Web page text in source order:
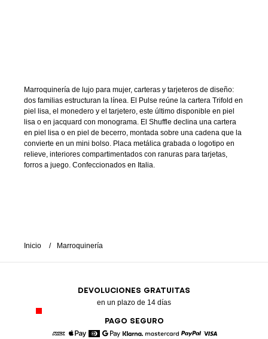
Marroquinería de lujo para mujer, carteras y tarjeteros de diseño:
dos familias estructuran la línea. El Pulse reúne la cartera Trifold en
piel lisa, el monedero y el tarjetero, este último disponible en piel
lisa o en jacquard con monograma. El Shuffle declina una cartera
en piel lisa o en piel de becerro, montada sobre una cadena que la
convierte en un mini bolso. Placa metálica grabada o logotipo en
relieve, interiores compartimentados con ranuras para tarjetas,
forros a juego. Confeccionados en Italia.
Inicio Marroquinería
DEVOLUCIONES GRATUITAS
en un plazo de 14 días
PAGO SEGURO